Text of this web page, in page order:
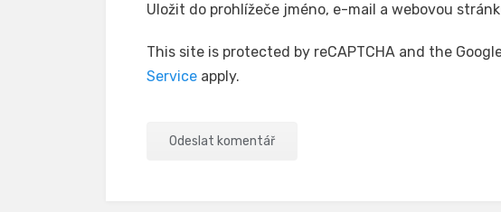
Uložit do prohlížeče jméno, e-mail a webovou
This site is protected by reCAPTCHA and the
Service apply.